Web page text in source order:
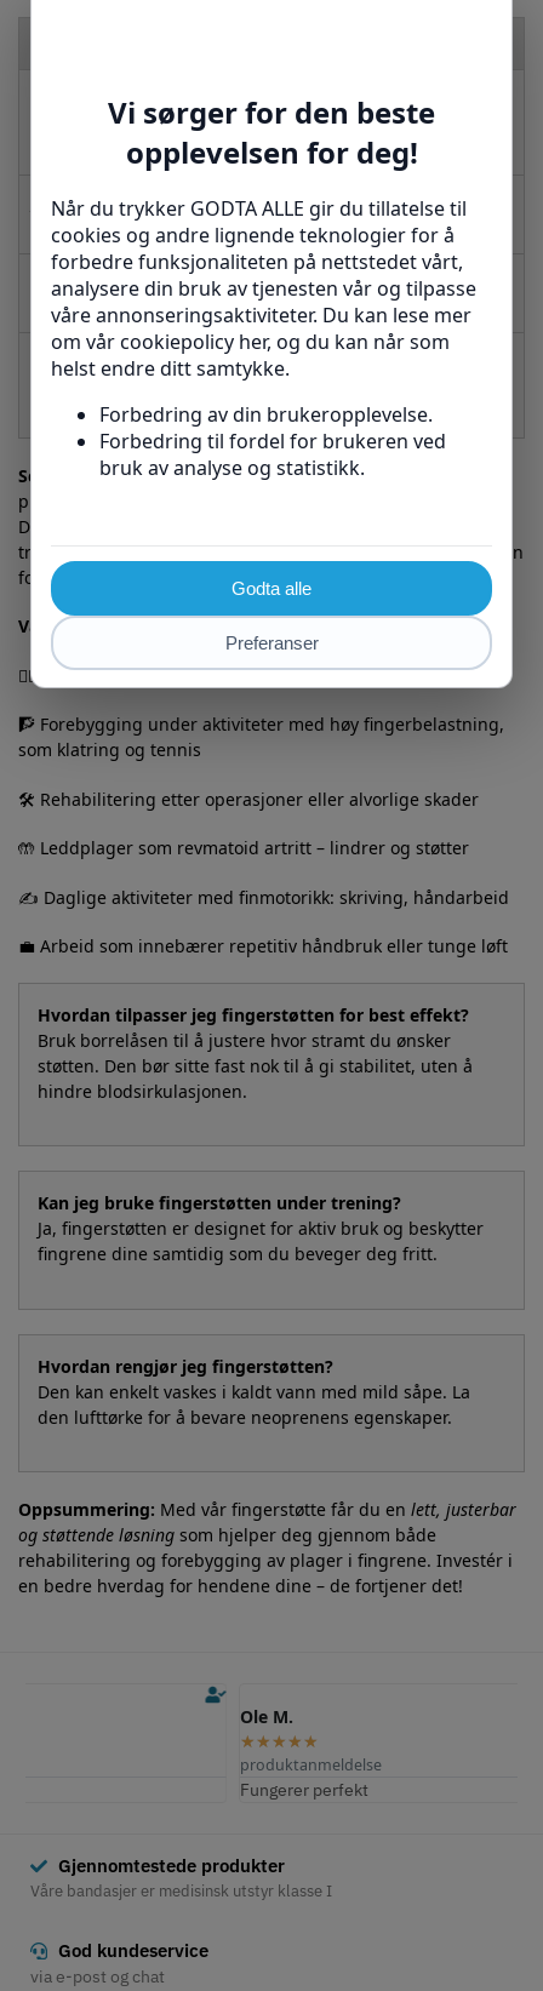
Stabilisering
av ytterligere skader og hurtigere
heling.
Justerbar
kompresjon
Individuell tilpasning for optimal
smertelindring og redusert hevelse.
Beskyttelse
mot støt
Trygghet under sport og krevende
arbeidsoppgaver.
Lett vekt og
materiale
Langvarig komfort uten svette eller
Scenario:
Forestill deg at du er midt i en basketballkamp og
plutselig kjenner en stramming eller mild smerte i en finger.
Du tar raskt på deg fingerstøtten som gir tryggheten du
trenger for å unngå at skaden forverres, samtidig som du kan
fortsette spill med god komfort og støtte.
Vanlige bruksområder:
🏃‍♂️ Idrettsskader som forstuinger og mindre brudd
🧗 Forebygging under aktiviteter med høy fingerbelastning,
som klatring og tennis
🛠️ Rehabilitering etter operasjoner eller alvorlige skader
🤲 Leddplager som revmatoid artritt – lindrer og støtter
✍️ Daglige aktiviteter med finmotorikk: skriving, håndarbeid
💼 Arbeid som innebærer repetitiv håndbruk eller tunge løft
Hvordan tilpasser jeg fingerstøtten for best effekt?
Bruk borrelåsen til å justere hvor stramt du ønsker
støtten. Den bør sitte fast nok til å gi stabilitet, uten å
hindre blodsirkulasjonen.
Kan jeg bruke fingerstøtten under trening?
Ja, fingerstøtten er designet for aktiv bruk og beskytter
fingrene dine samtidig som du beveger deg fritt.
Hvordan rengjør jeg fingerstøtten?
Den kan enkelt vaskes i kaldt vann med mild såpe. La
den lufttørke for å bevare neoprenens egenskaper.
Oppsummering: Med vår fingerstøtte får du en lett, justerbar
og støttende løsning som hjelper deg gjennom både
rehabilitering og forebygging av plager i fingrene. Investér i
en bedre hverdag for hendene dine – de fortjener det!
Gjennomtestede produkter
Våre bandasjer er medisinsk utstyr klasse I
God kundeservice
via e-post og chat